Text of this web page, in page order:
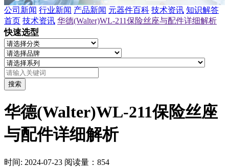
公司新闻 行业新闻 产品新闻 元器件百科 技术资讯 知识解答
首页 技术资讯 华德(Walter)WL-211保险丝座与配件详细解析
快速选型
搜索
华德(Walter)WL-211保险丝座
与配件详细解析
时间: 2024-07-23 阅读量：854